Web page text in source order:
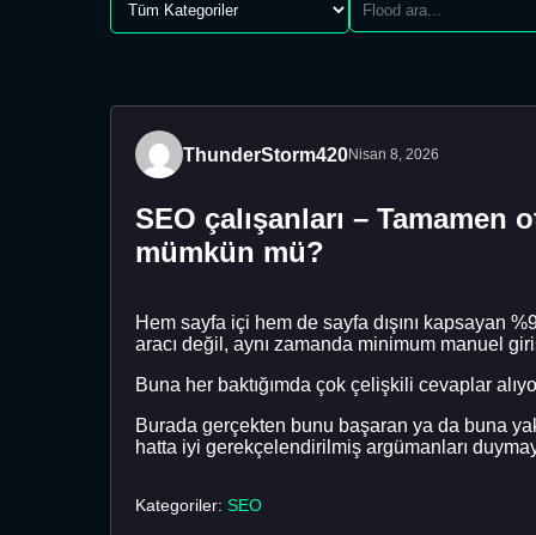
ThunderStorm420Nisan 8, 2026
SEO çalışanları –
mümkün mü?
Hem sayfa içi hem de sayfa dışını kapsayan
aracı değil, aynı zamanda minimum manuel
Buna her baktığımda çok çelişkili cevaplar
Burada gerçekten bunu başaran ya da buna
hatta iyi gerekçelendirilmiş argümanları
Kategoriler: SEO